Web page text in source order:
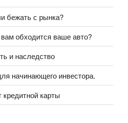
бежать с рынка?
обходится ваше авто?
и наследство
начинающего инвестора.
кредитной карты